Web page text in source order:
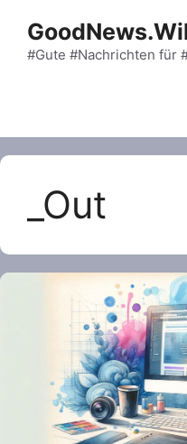
content#Gute #Nachrichten für
_Out